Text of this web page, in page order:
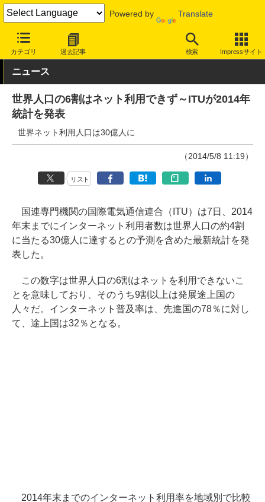
Powered by Translate
カテゴリ 過去記事 検索 Impressサイト
INTERNET Watch トピック 調査
ニュース
世界人口の6割はネット利用できず～ITUが2014年
統計を発表
世界ネット利用人口は30億人に
（2014/5/8 11:19）
リスト
国連専門機関の国際電気通信連合（ITU）は7日、2014
年末までにインターネット利用者数は世界人口の約4割
に当たる30億人に達するとの予測を含めた最新統計を発
表した。
この数字は世界人口の6割はネットを利用できないこ
とを意味しており、そのうち9割以上は発展途上国の
人々だ。インターネット普及率は、先進国の78％に対し
て、途上国は32％となる。
2014年末までのインターネット利用率を地域別で比較